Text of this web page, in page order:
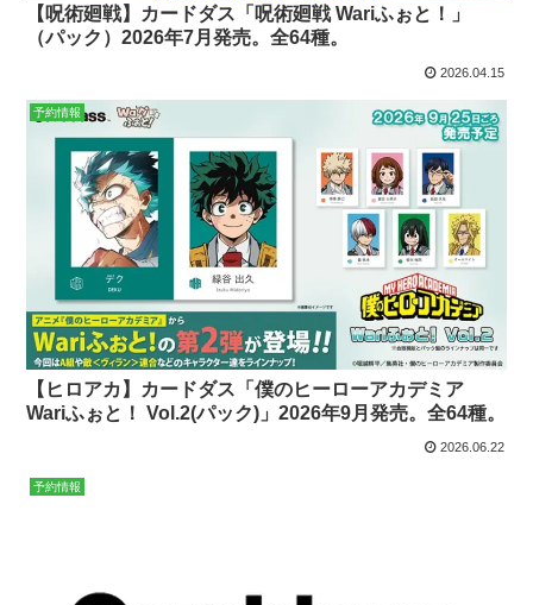
【呪術廻戦】カードダス「呪術廻戦 Wariふぉと！」
（パック）2026年7月発売。全64種。
2026.04.15
予約情報
【ヒロアカ】カードダス「僕のヒーローアカデミア
Wariふぉと！ Vol.2(パック)」2026年9月発売。全64種。
2026.06.22
予約情報